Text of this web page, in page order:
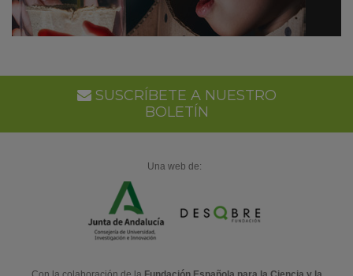
SUSCRÍBETE A NUESTRO
BOLETÍN
Una web de: